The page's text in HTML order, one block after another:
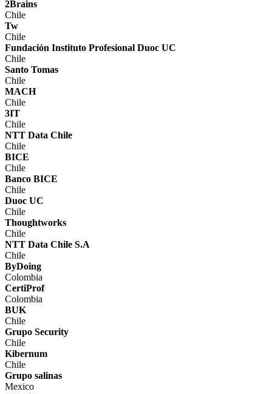
2Brains
Chile
Tw
Chile
Fundación Instituto Profesional Duoc UC
Chile
Santo Tomas
Chile
MACH
Chile
3IT
Chile
NTT Data Chile
Chile
BICE
Chile
Banco BICE
Chile
Duoc UC
Chile
Thoughtworks
Chile
NTT Data Chile S.A
Chile
ByDoing
Colombia
CertiProf
Colombia
BUK
Chile
Grupo Security
Chile
Kibernum
Chile
Grupo salinas
Mexico